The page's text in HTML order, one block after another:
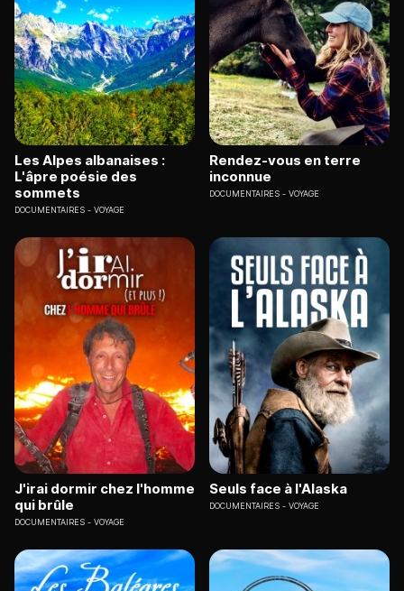
Les Alpes albanaises :
L'âpre poésie des
sommets
DOCUMENTAIRES VOYAGE
Rendez-vous en terre
inconnue
DOCUMENTAIRES VOYAGE
J'irai dormir chez l'homme
qui brûle
DOCUMENTAIRES VOYAGE
Seuls face à l'Alaska
DOCUMENTAIRES VOYAGE